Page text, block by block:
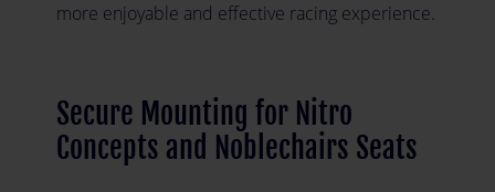
more enjoyable and effective racing experience.
Secure Mounting for Nitro
Concepts and Noblechairs Seats